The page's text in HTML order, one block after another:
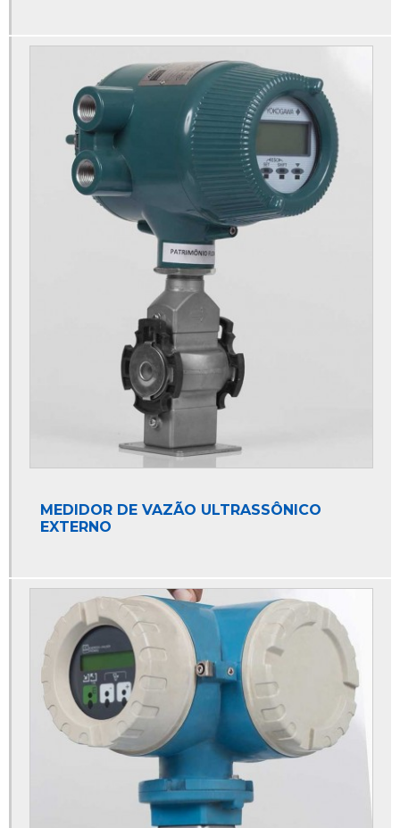
Calibração equipamentos de medição
Calibração instrumentos de medição
Calibração medidor de campo
Calibração medidores de vazão empresas
Empresa de calibração de instrumentos sp
Empresas de calibração de equipamentos
Empresas de calibração de instrumentos de medição
Laboratório de calibração de instrumentos
Laboratório de calibração de vazão
Locação de instrumentos de calibração
Locação de instrumentos de medição
Locação de medidor de vazão
Locação de medidor de vazão ultrassônico
Manutenção de medidores de vazão
Manutenção e calibração de equipamentos e instrumentos
Manutenção em medidores de vazão
Manutenção preventiva e calibração de equipamentos
Serviço de calibração de instrumentos
Venda de medidores de vazão
Aferição de equipamentos de medição
Aferição de instrumentos de medição
MEDIDOR DE VAZÃO ULTRASSÔNICO
EXTERNO